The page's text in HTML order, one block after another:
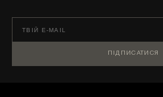
ПІДПИСАТИСЯ